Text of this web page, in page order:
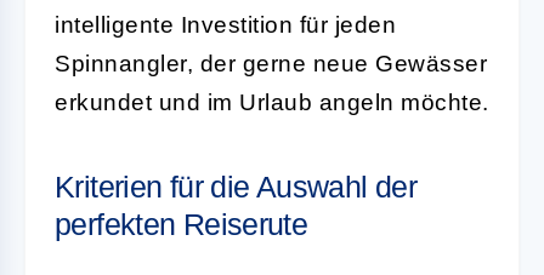
intelligente Investition für jeden
Spinnangler, der gerne neue Gewässer
erkundet und im Urlaub angeln möchte.
Kriterien für die Auswahl der
perfekten Reiserute